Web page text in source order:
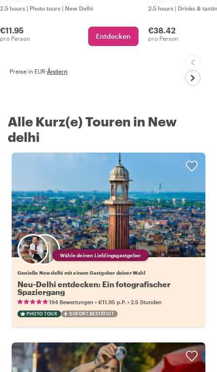
2.5 hours | Photo tours | New Delhi
€11.95
pro Person Entdecken
2.5 hours | Drinks &
€38.42
pro Person
Preise in EUR·Ändern
Alle Kurz(e) Touren in New
delhi
Wähle deinen Lieblingsgastgeber
Genieße New delhi mit einem Gastgeber deiner Wahl
Neu-Delhi entdecken: Ein fotografischer
Spaziergang
194 Bewertungen • €11.95 p.P. • 2.5 Stunden
PHOTO TOUR SOFORT BESTÄTIGT